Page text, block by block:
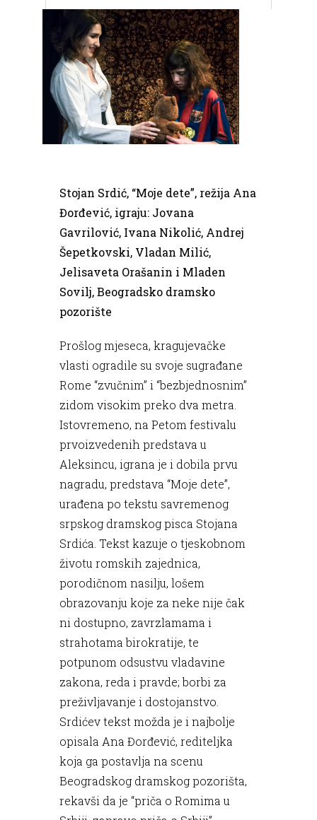
Stojan Srdić, “Moje dete”, režija Ana
Đorđević, igraju: Jovana
Gavrilović, Ivana Nikolić, Andrej
Šepetkovski, Vladan Milić,
Jelisaveta Orašanin i Mladen
Sovilj, Beogradsko dramsko
pozorište
Prošlog mjeseca, kragujevačke
vlasti ogradile su svoje sugrađane
Rome “zvučnim” i “bezbjednosnim”
zidom visokim preko dva metra.
Istovremeno, na Petom festivalu
prvoizvedenih predstava u
Aleksincu, igrana je i dobila prvu
nagradu, predstava “Moje dete”,
urađena po tekstu savremenog
srpskog dramskog pisca Stojana
Srdića. Tekst kazuje o tjeskobnom
životu romskih zajednica,
porodičnom nasilju, lošem
obrazovanju koje za neke nije čak
ni dostupno, zavrzlamama i
strahotama birokratije, te
potpunom odsustvu vladavine
zakona, reda i pravde; borbi za
preživljavanje i dostojanstvo.
Srdićev tekst možda je i najbolje
opisala Ana Đorđević, rediteljka
koja ga postavlja na scenu
Beogradskog dramskog pozorišta,
rekavši da je “priča o Romima u